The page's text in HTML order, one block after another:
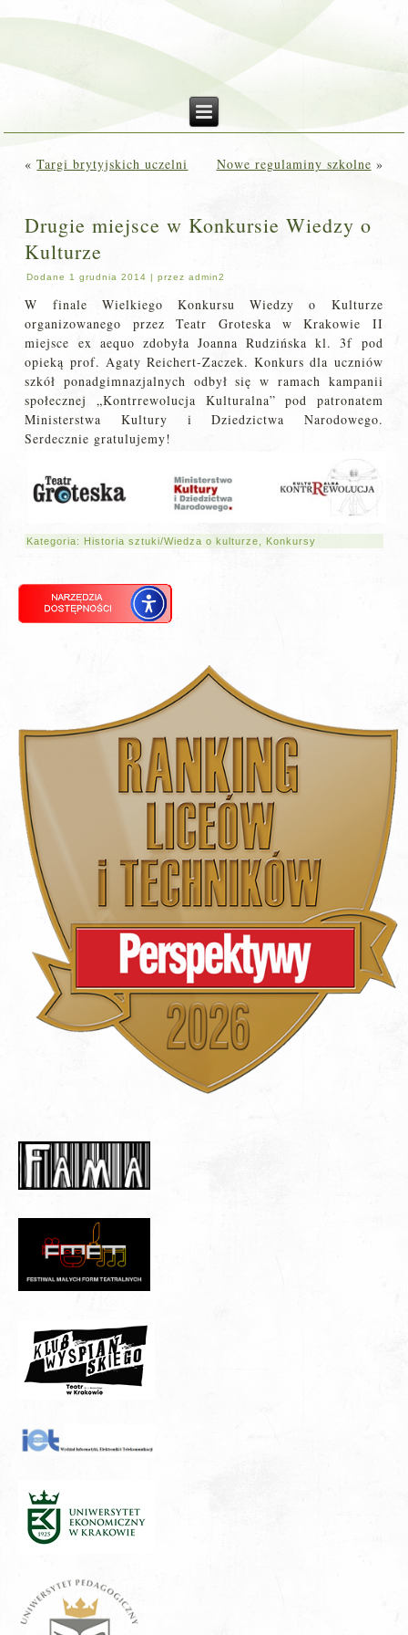
«Targi brytyjskich uczelni Nowe regulaminy szkolne »
Drugie miejsce w Konkursie Wiedzy o
Kulturze
Dodane 1 grudnia 2014 |przez admin2
W finale Wielkiego Konkursu Wiedzy o Kulturze
organizowanego przez Teatr Groteska w Krakowie II
miejsce ex aequo zdobyła Joanna Rudzińska kl. 3f pod
opieką prof. Agaty Reichert-Zaczek. Konkurs dla uczniów
szkół ponadgimnazjalnych odbył się w ramach kampanii
społecznej „Kontrrewolucja Kulturalna” pod patronatem
Ministerstwa Kultury i Dziedzictwa Narodowego.
Serdecznie gratulujemy!
Kategoria: Historia sztuki/Wiedza o kulturze Konkursy